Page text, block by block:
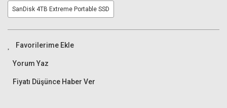
SanDisk 4TB Extreme Portable SSD
Yorum Yaz
Fiyatı Düşünce Haber Ver